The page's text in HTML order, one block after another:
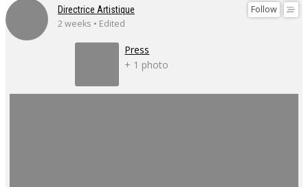
Follow
Directrice Artistique
2 weeks • Edited
Press
+ 1 photo